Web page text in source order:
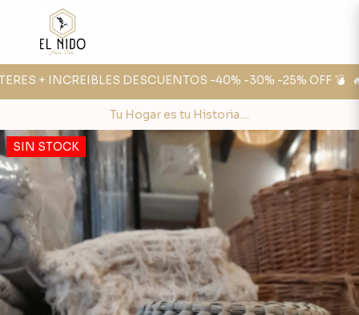
+ INCREIBLES DESCUENTOS -40% -30% -25% OFF 💣 🔥
Tu Hogar es tu Historia....
SIN STOCK